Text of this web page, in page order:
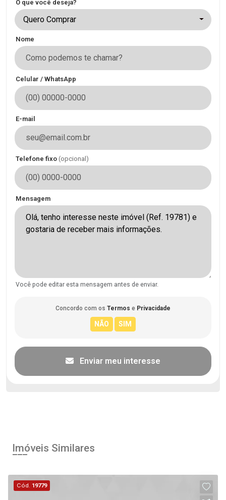
O que você deseja?
Quero Comprar
Nome
Celular / WhatsApp
E-mail
Telefone fixo (opcional)
Mensagem
Você pode editar esta mensagem antes de enviar.
Concordo com os Termos e Privacidade
Enviar meu interesse
Imóveis Similares
Cód. 19779